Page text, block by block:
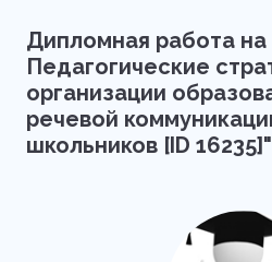
Дипломная работа
Педагогические
организации
речевой
школьников [ID 16235]"